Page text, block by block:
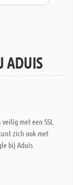
ADUIS
met een SSL
zich ook met
bij Aduis